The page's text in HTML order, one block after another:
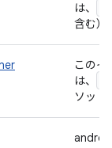
は、
含む）
このイ
は、
ソッド